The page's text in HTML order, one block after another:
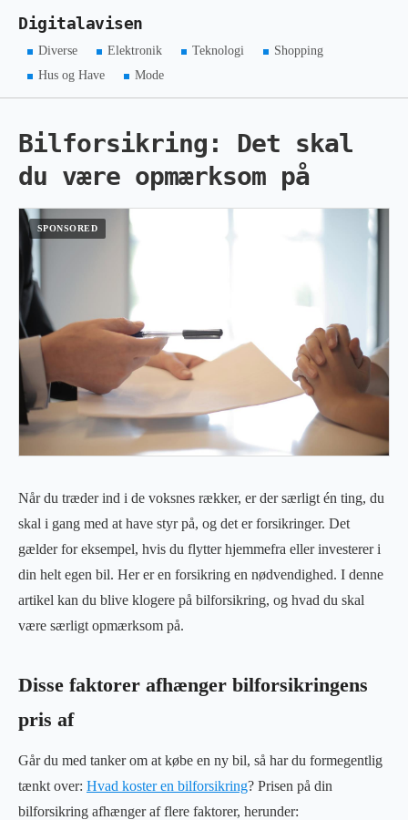
Digitalavisen
Diverse Elektronik Teknologi
Shopping
Hus og Have
Mode
Bilforsikring: Det skal
du være opmærksom på
Når du træder ind i de voksnes rækker, er der særligt én ting, du
skal i gang med at have styr på, og det er forsikringer. Det
gælder for eksempel, hvis du flytter hjemmefra eller investerer i
din helt egen bil. Her er en forsikring en nødvendighed. I denne
artikel kan du blive klogere på bilforsikring, og hvad du skal
være særligt opmærksom på.
Disse faktorer afhænger bilforsikringens
pris af
Går du med tanker om at købe en ny bil, så har du formegentlig
tænkt over: Hvad koster en bilforsikring? Prisen på din
bilforsikring afhænger af flere faktorer, herunder: